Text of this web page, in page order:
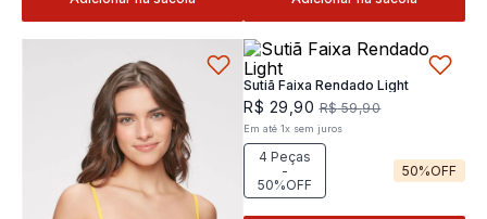
Sutiã Faixa Rendado Light
R$ 29 ,90 R$ 59,90
Em até 1x sem juros
4 Peças
-
50%OFF
50%OFF